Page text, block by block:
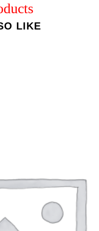
LIKE